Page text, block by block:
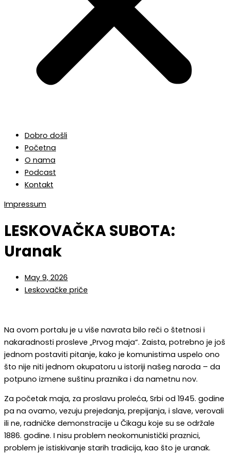
Dobro došli
Početna
O nama
Podcast
Kontakt
Impressum
LESKOVAČKA SUBOTA:
Uranak
May 9, 2026
Leskovačke priče
Na ovom portalu je u više navrata bilo reči o štetnosi i
nakaradnosti prosleve „Prvog maja“. Zaista, potrebno je još
jednom postaviti pitanje, kako je komunistima uspelo ono
što nije niti jednom okupatoru u istoriji našeg naroda – da
potpuno izmene suštinu praznika i da nametnu nov.
Za početak maja, za proslavu proleća, Srbi od 1945. godine
pa na ovamo, vezuju prejedanja, prepijanja, i slave, verovali
ili ne, radničke demonstracije u Čikagu koje su se održale
1886. godine. I nisu problem neokomunistički praznici,
problem je istiskivanje starih tradicija, kao što je uranak.